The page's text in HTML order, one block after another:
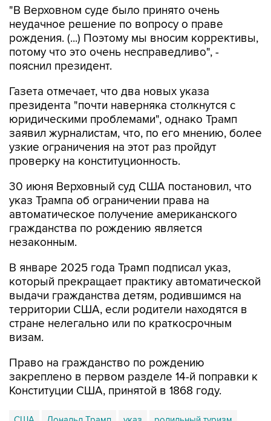
"В Верховном суде было принято очень
неудачное решение по вопросу о праве
рождения. (...) Поэтому мы вносим коррективы,
потому что это очень несправедливо", -
пояснил президент.
Газета отмечает, что два новых указа
президента "почти наверняка столкнутся с
юридическими проблемами", однако Трамп
заявил журналистам, что, по его мнению, более
узкие ограничения на этот раз пройдут
проверку на конституционность.
30 июня Верховный суд США постановил, что
указ Трампа об ограничении права на
автоматическое получение американского
гражданства по рождению является
незаконным.
В январе 2025 года Трамп подписал указ,
который прекращает практику автоматической
выдачи гражданства детям, родившимся на
территории США, если родители находятся в
стране нелегально или по краткосрочным
визам.
Право на гражданство по рождению
закреплено в первом разделе 14-й поправки к
Конституции США, принятой в 1868 году.